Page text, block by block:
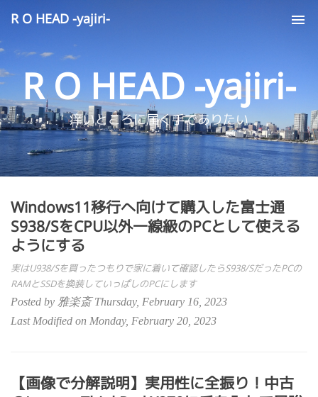
R O HEAD -yajiri-
R O HEAD -yajiri-
痒いところに届く手でありたい
Windows11移行へ向けて購入した富士通
S938/SをCPU以外一線級のPCとして使える
ようにする
実はU938/Sを買ったつもりで家に着いて確認したらS938/SだったPCの
RAMとSSDを換装していっぱしのPCにします
Posted by 雅楽斎 Thursday, February 16, 2023
Last Modified on Monday, February 20, 2023
【画像で分解説明】実用性に全振り！中古